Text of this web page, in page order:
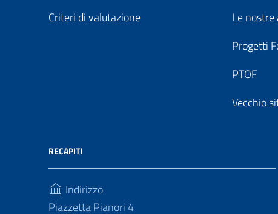
Criteri di valutazione
Le
Progetti
PTOF
Vecchio
RECAPITI
Indirizzo
Piazzetta Pianori 4